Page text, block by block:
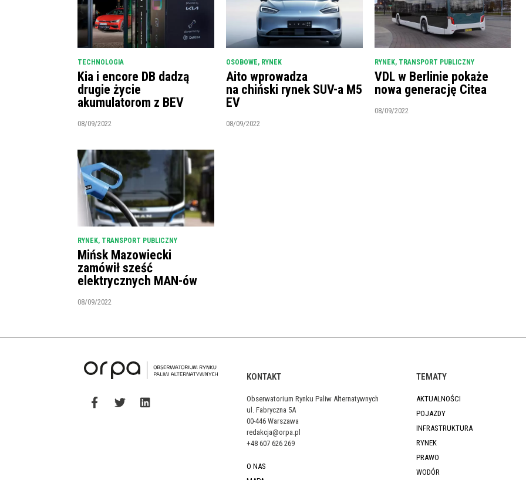
TECHNOLOGIA
Kia i encore DB dadzą
drugie życie
akumulatorom z BEV
08/09/2022
OSOBOWE, RYNEK
Aito wprowadza
na chiński rynek SUV-a M5
EV
08/09/2022
RYNEK, TRANSPORT PUBLICZNY
VDL w Berlinie pokaże
nowa generację Citea
08/09/2022
RYNEK, TRANSPORT PUBLICZNY
Mińsk Mazowiecki
zamówił sześć
elektrycznych MAN-ów
08/09/2022
KONTAKT
Obserwatorium Rynku Paliw Alternatywnych
ul. Fabryczna 5A
00-446 Warszawa
redakcja@orpa.pl
+48 607 626 269
O NAS
TEMATY
AKTUALNOŚCI
POJAZDY
INFRASTRUKTURA
RYNEK
PRAWO
WODÓR